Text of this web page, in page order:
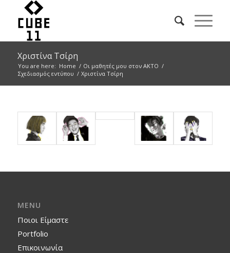
Χριστίνα Τσίρη
You are here: Home / Οι μαθητές μου στον ΑΚΤΟ /
Σχεδιασμός εντύπου / Χριστίνα Τσίρη
MENU
Ποιοι Είμαστε
Portfolio
Επικοινωνία